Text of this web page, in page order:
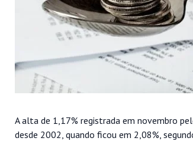
A alta de 1,17% registrada em novembro
desde 2002, quando ficou em 2,08%,